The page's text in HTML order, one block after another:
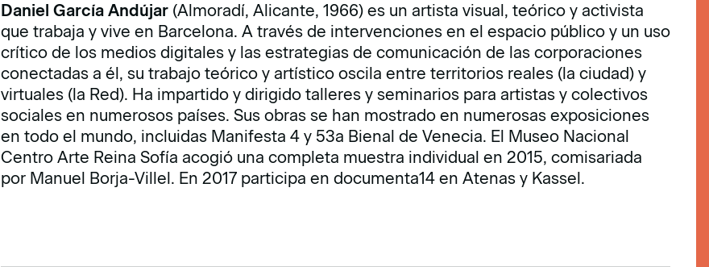
Daniel García Andújar(Almoradí, Alicante, 1966) es un artista visual, teórico y activista
que trabaja y vive en Barcelona. A través de intervenciones en el espacio público y un uso
crítico de los medios digitales y las estrategias de comunicación de las corporaciones
conectadas a él, su trabajo teórico y artístico oscila entre territorios reales (la ciudad) y
virtuales (la Red). Ha impartido y dirigido talleres y seminarios para artistas y colectivos
sociales en numerosos países. Sus obras se han mostrado en numerosas exposiciones
en todo el mundo, incluidas Manifesta 4 y 53a Bienal de Venecia. El Museo Nacional
Centro Arte Reina Sofía acogió una completa muestra individual en 2015, comisariada
por Manuel Borja-Villel. En 2017 participa en documenta14 en Atenas y Kassel.